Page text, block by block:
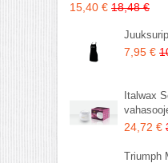
15,40 € 18,48 €
7,95 €
Italwax
24,72 €
Triumph